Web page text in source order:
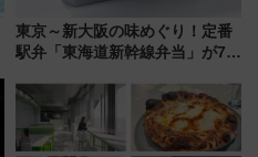
東京～新大阪の味めぐり！定番
駅弁「東海道新幹線弁当」が7月